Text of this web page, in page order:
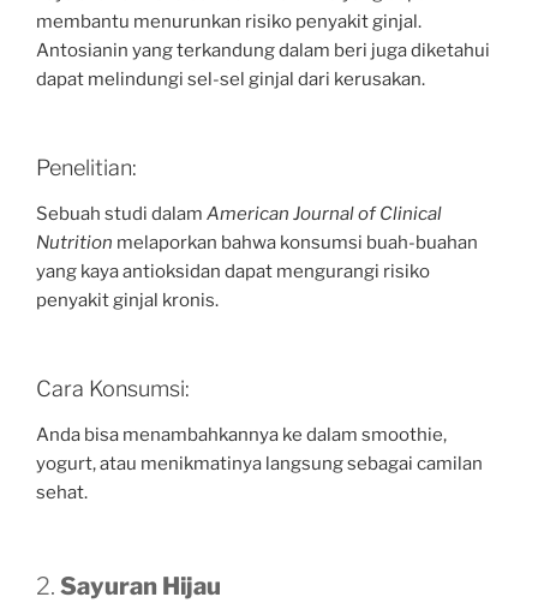
membantu menurunkan risiko penyakit ginjal.
Antosianin yang terkandung dalam beri juga diketahui
dapat melindungi sel-sel ginjal dari kerusakan.
Penelitian:
Sebuah studi dalam American Journal of Clinical
Nutrition melaporkan bahwa konsumsi buah-buahan
yang kaya antioksidan dapat mengurangi risiko
penyakit ginjal kronis.
Cara Konsumsi:
Anda bisa menambahkannya ke dalam smoothie,
yogurt, atau menikmatinya langsung sebagai camilan
sehat.
2. Sayuran Hijau